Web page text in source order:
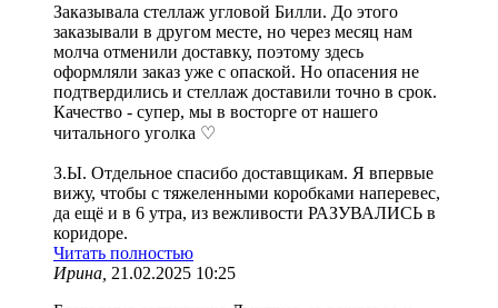
Заказывала стеллаж угловой Билли. До этого
заказывали в другом месте, но через месяц нам
молча отменили доставку, поэтому здесь
оформляли заказ уже с опаской. Но опасения не
подтвердились и стеллаж доставили точно в срок.
Качество - супер, мы в восторге от нашего
читального уголка ♡
З.Ы. Отдельное спасибо доставщикам. Я впервые
вижу, чтобы с тяжеленными коробками наперевес,
да ещё и в 6 утра, из вежливости РАЗУВАЛИСЬ в
коридоре.
Читать полностью
Ирина, 21.02.2025 10:25